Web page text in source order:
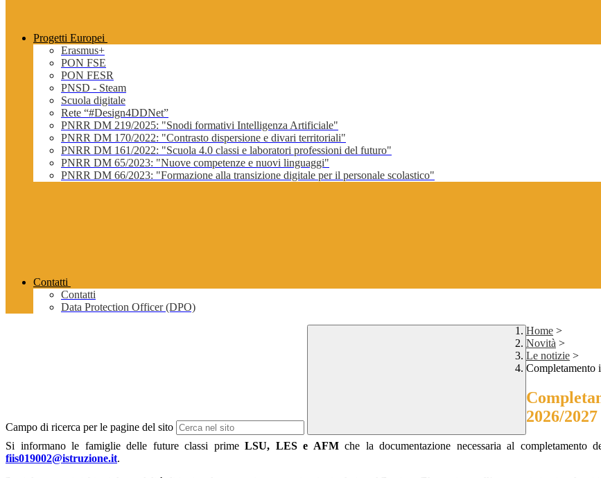
Progetti Europei
Erasmus+
PON FSE
PON FESR
PNSD - Steam
Scuola digitale
Rete “#Design4DDNet”
PNRR DM 219/2025: "Snodi formativi Intelligenza Artificiale"
PNRR DM 170/2022: "Contrasto dispersione e divari territoriali"
PNRR DM 161/2022: "Scuola 4.0 classi e laboratori professioni del futuro"
PNRR DM 65/2023: "Nuove competenze e nuovi linguaggi"
PNRR DM 66/2023: "Formazione alla transizione digitale per il personale scolastico"
Contatti
Contatti
Data Protection Officer (DPO)
Campo di ricerca per le pagine del sito
Home >
Novità >
Le notizie >
Completamento
2026/2027
Si informano le famiglie delle future classi primeLSU, LES e AFMche la documentazione necessaria al completamento
fiis019002@istruzione.it.